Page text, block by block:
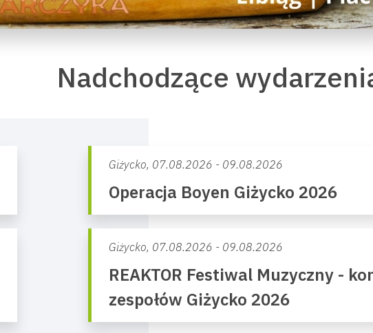
Nadchodzące
Giżycko, 07.08.2026 - 09.08.2026
Operacja Boyen Giżycko 2026
Giżycko, 07.08.2026 - 09.08.2026
REAKTOR Festiwal Muzyczny -
zespołów Giżycko 2026